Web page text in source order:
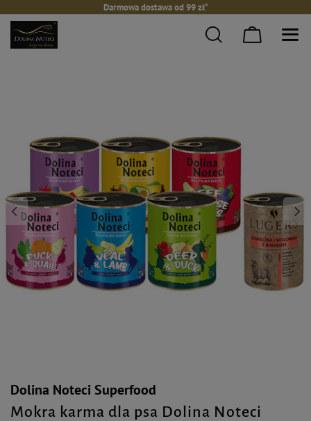
Darmowa dostawa od 99 zł*
Dolina Noteci Superfood
Mokra karma dla psa Dolina Noteci